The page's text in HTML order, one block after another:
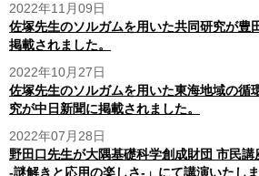
2022年11月09日
佐塚先生のソルガムを用いた共同研究が豊
掲載されました。
2022年10月27日
佐塚先生のソルガムを用いた東海地域の循
究が中日新聞に掲載されました。
2022年07月28日
野田口先生が大隅基礎科学創成財団 市民
-謎解きと応用の楽しさ-」にて講演いたし